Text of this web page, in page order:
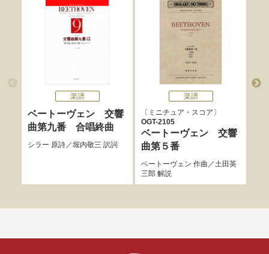
楽譜
ベートーヴェン 交響
曲第九番 合唱終曲
シラー 原詩／堀内敬三 訳詞
楽譜
ミニチュア・スコア
OGT-2105
ベートーヴェン 交響
曲第５番
ベートーヴェン 作曲／土田英
三郎解説